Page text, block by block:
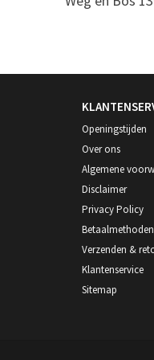
Openingstijden
Over ons
Algemene
Disclaimer
Privacy Policy
Betaalmethoden
Verzenden &
Klantenservice
Sitemap